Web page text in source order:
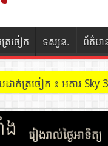
ត្រចៀក ទស្សនៈ ព័ត៌មា
ដាក់ត្រចៀក ៖ អគារ